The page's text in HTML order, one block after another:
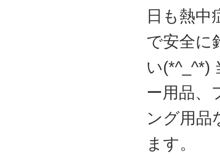
日も熱中
で安全に
い(*^_^*)
ー用品、
ング用品
ます。